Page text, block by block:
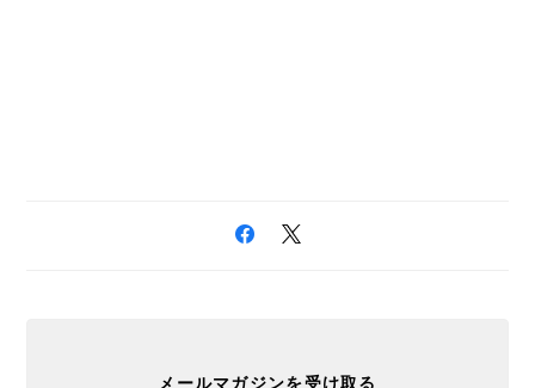
メールマガジンを受け取る